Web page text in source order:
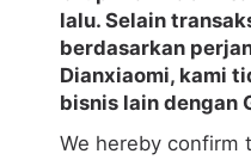
lalu. Selain
berdasarkan
Dianxiaomi, kami
bisnis lain dengan
We hereby confirm